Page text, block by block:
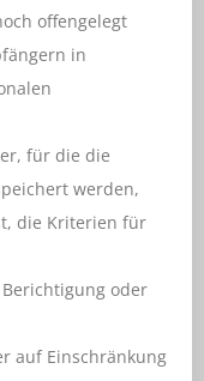
offengelegt
in
für die die
werden,
die Kriterien für
oder
auf Einschränkung